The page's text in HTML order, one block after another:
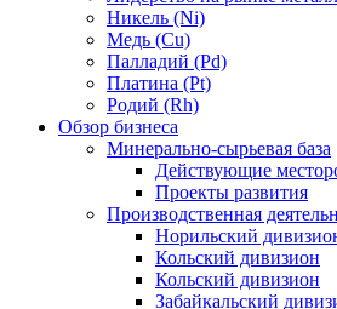
Никель (Ni)
Медь (Cu)
Палладий (Pd)
Платина (Pt)
Родий (Rh)
Обзор бизнеса
Минерально-сырьевая база
Действующие
Проекты развития
Производственная
Норильский
Кольский дивизион
Кольский дивизион
Забайкальский